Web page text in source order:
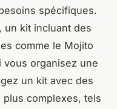
spécifiques.
un kit incluant des
comme le Mojito
vous organisez une
un kit avec des
complexes, tels